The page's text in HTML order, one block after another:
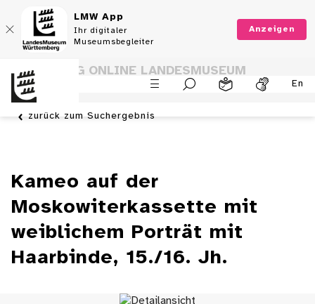
LMW App
Ihr digitaler
Museumsbegleiter
Anzeigen
En
SAMMLUNG ONLINE LANDESMUSEUM
WÜRTTEMBERG
zurück zum Suchergebnis
Kameo auf der
Moskowiterkassette mit
weiblichem Porträt mit
Haarbinde, 15./16. Jh.